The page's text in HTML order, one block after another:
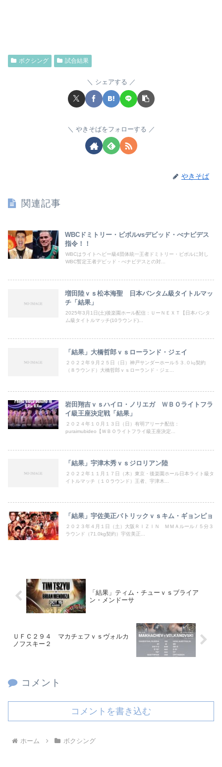
ボクシング 試合結果
シェアする
やきそばをフォローする
やきそば
関連記事
WBCドミトリー・ビボルvsデビッド・べナビデス
指令！！
WBCはライトヘビー級4団体統一王者ドミトリー・ビボルに対し
WBC暫定王者デビッド・べナビデスとの対...
増田陸ｖｓ松本海聖 日本バンタム級タイトルマッ
チ「結果」
2025年3月1日(土)後楽園ホール配信：ＵーＮＥＸＴ【日本バンタ
ム級タイトルマッチ(10ラウンド)...
「結果」大橋哲郎ｖｓローランド・ジェイ
２０２２年９月２５日（日）神戸サンダーホール５３.０㎏契約
（８ラウンド）大橋哲郎ｖｓローランド・ジェ...
岩田翔吉ｖｓハイロ・ノリエガ ＷＢＯライトフラ
イ級王座決定戦「結果」
２０２４年１０月１３日（日）有明アリーナ配信：
puraimubideo【ＷＢＯライトフライ級王座決定...
「結果」宇津木秀ｖｓジロリアン陸
２０２２年１１月１７日（木）東京・後楽園ホール日本ライト級タ
イトルマッチ（１０ラウンド）王者、宇津木...
「結果」宇佐美正パトリックｖｓキム・ギョンピョ
２０２３年４月１日（土）大阪ＲＩＺＩＮ ＭＭＡルール / ５分３
ラウンド（71.0kg契約）宇佐美正...
「結果」ティム・チューｖｓブライア
ン・メンドーサ
ＵＦＣ２９４ マカチェフｖｓヴォルカ
ノフスキー２
コメント
コメントを書き込む
ホーム ボクシング